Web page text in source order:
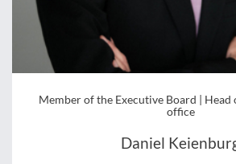
Member of the Executive Board |
office
Daniel